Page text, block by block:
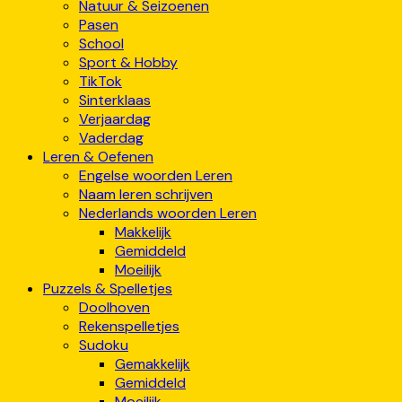
Natuur & Seizoenen
Pasen
School
Sport & Hobby
TikTok
Sinterklaas
Verjaardag
Vaderdag
Leren & Oefenen
Engelse woorden Leren
Naam leren schrijven
Nederlands woorden Leren
Makkelijk
Gemiddeld
Moeilijk
Puzzels & Spelletjes
Doolhoven
Rekenspelletjes
Sudoku
Gemakkelijk
Gemiddeld